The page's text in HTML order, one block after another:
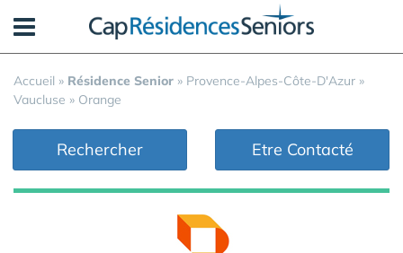
Accueil » Résidence Senior » Provence-Alpes-Côte-D'Azur »
Vaucluse » Orange
Rechercher Etre Contacté